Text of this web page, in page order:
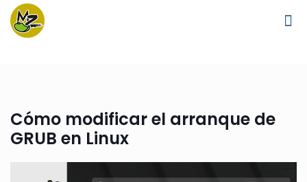
Cómo modificar el arranque de
GRUB en Linux